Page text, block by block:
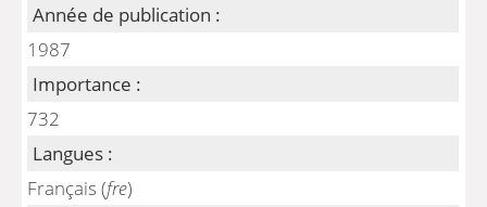
Année de publication :
1987
Importance :
732
Langues :
Français (fre)